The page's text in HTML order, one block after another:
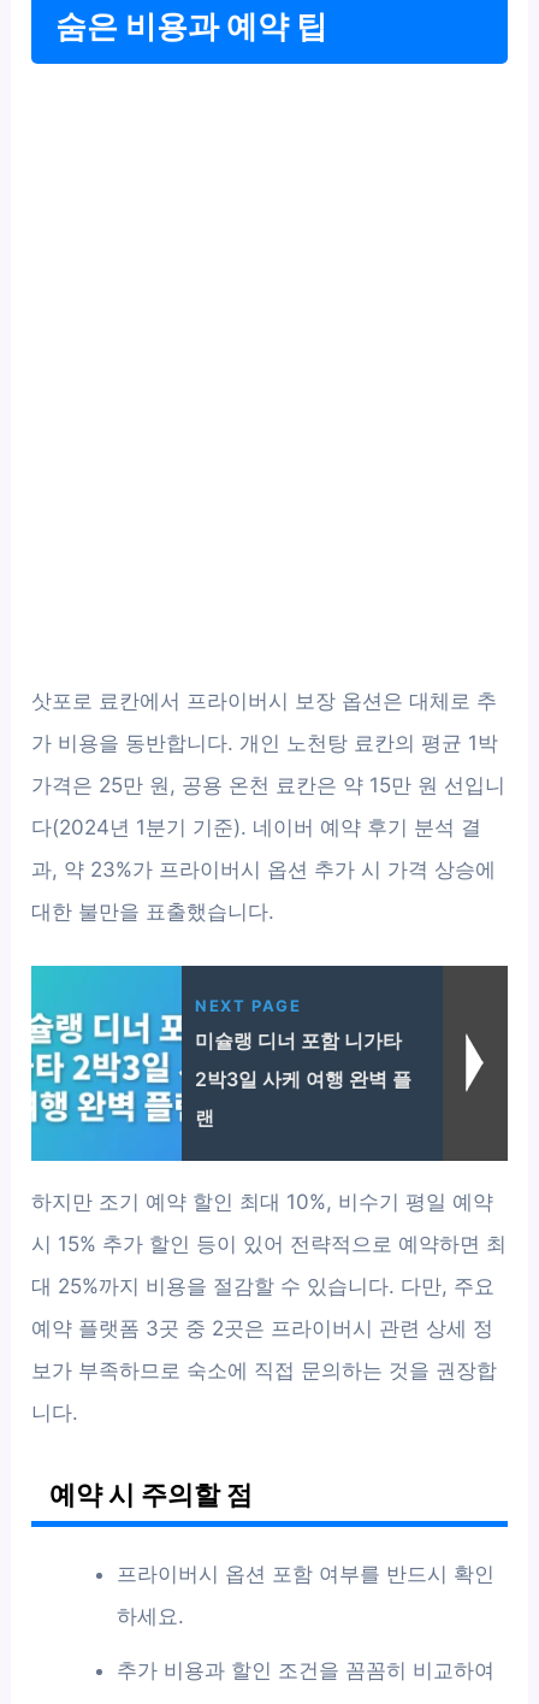
숨은 비용과 예약 팁
삿포로 료칸에서 프라이버시 보장 옵션은 대체로 추
가 비용을 동반합니다. 개인 노천탕 료칸의 평균 1박
가격은 25만 원, 공용 온천 료칸은 약 15만 원 선입니
다(2024년 1분기 기준). 네이버 예약 후기 분석 결
과, 약 23%가 프라이버시 옵션 추가 시 가격 상승에
대한 불만을 표출했습니다.
NEXT PAGE
미슐랭 디너 포함 니가타
2박3일 사케 여행 완벽 플
랜
하지만 조기 예약 할인 최대 10%, 비수기 평일 예약
시 15% 추가 할인 등이 있어 전략적으로 예약하면 최
대 25%까지 비용을 절감할 수 있습니다. 다만, 주요
예약 플랫폼 3곳 중 2곳은 프라이버시 관련 상세 정
보가 부족하므로 숙소에 직접 문의하는 것을 권장합
니다.
예약 시 주의할 점
프라이버시 옵션 포함 여부를 반드시 확인
하세요.
추가 비용과 할인 조건을 꼼꼼히 비교하여